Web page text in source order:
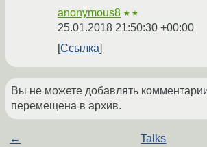
anonymous8 ★★
25.01.2018 21:50:30 +00:00
Ссылка
Вы не можете добавлять
перемещена в архив.
← Talks